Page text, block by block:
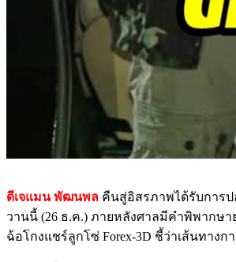
ดีเจแมน พัฒนพล คืนสู่อิสรภาพได้รับการ
วานนี้ (26 ธ.ค.) ภายหลังศาลมีคำพิพากษ
ฉ้อโกงแชร์ลูกโซ่ Forex-3D ชี้ว่าเส้นทางก